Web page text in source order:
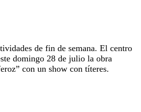
de fin de semana. El centro
domingo 28 de julio la obra
con un show con títeres.